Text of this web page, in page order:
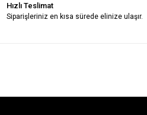
Hızlı Teslimat
Siparişleriniz en kısa sürede elinize ulaşır.